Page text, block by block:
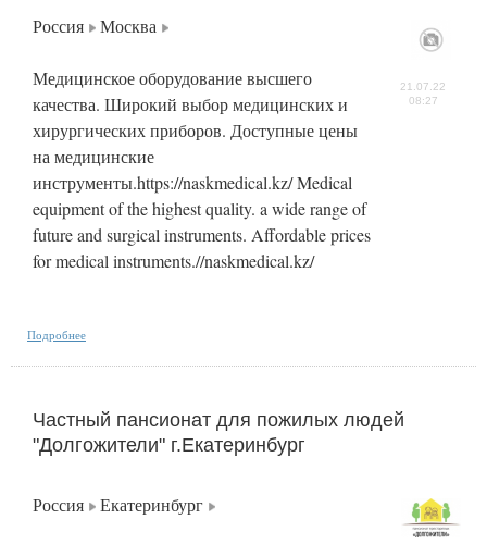
Россия Москва
Медицинское оборудование высшего
качества. Широкий выбор медицинских и
хирургических приборов. Доступные цены
на медицинские
инструменты.https://naskmedical.kz/ Medical
equipment of the highest quality. a wide range of
future and surgical instruments. Affordable prices
for medical instruments.//naskmedical.kz/
21.07.22
08:27
Подробнее
Частный пансионат для пожилых людей
"Долгожители" г.Екатеринбург
Россия Екатеринбург